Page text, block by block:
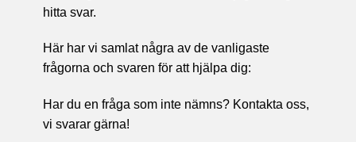
hitta svar.
Här har vi samlat några av de vanligaste
frågorna och svaren för att hjälpa dig:
Har du en fråga som inte nämns? Kontakta oss,
vi svarar gärna!